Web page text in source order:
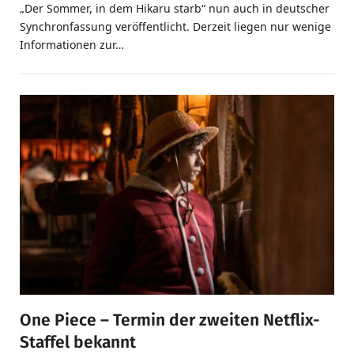
„Der Sommer, in dem Hikaru starb“ nun auch in deutscher
Synchronfassung veröffentlicht. Derzeit liegen nur wenige
Informationen zur…
One Piece – Termin der zweiten Netflix-
Staffel bekannt